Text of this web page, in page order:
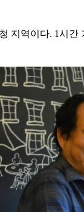
지역이다. 1시